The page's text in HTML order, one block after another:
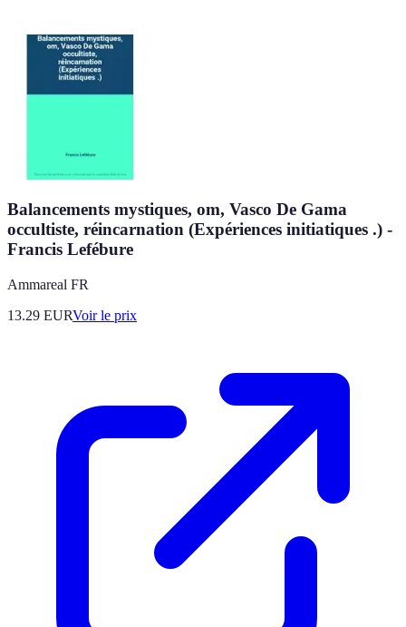
Balancements mystiques, om, Vasco De Gama
occultiste, réincarnation (Expériences initiatiques .) -
Francis Lefébure
Ammareal FR
13.29 EURVoir le prix